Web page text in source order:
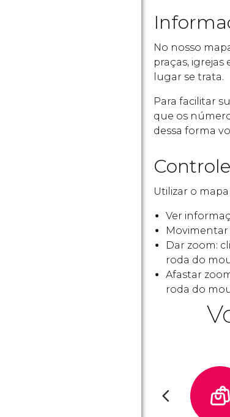
No nosso
praças,
lugar se trata.
Para facilitar
que os
dessa forma
Utilizar o
Ver
Movimentar
Dar zoom:
roda do
Afastar
roda do